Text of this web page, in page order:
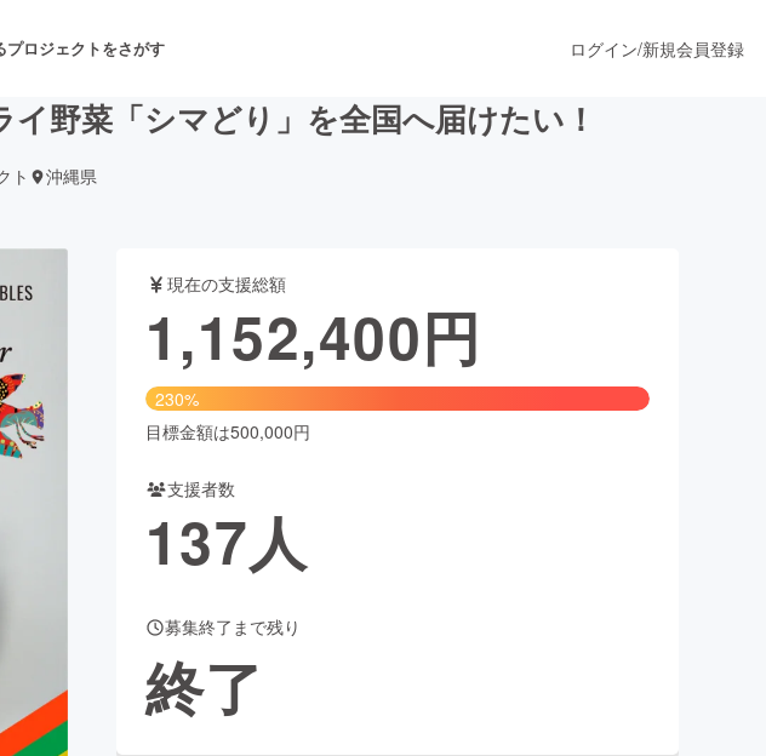
プロジェクトをさがす
舞台・パフォーマンス
ファッション
アニメ・漫画
ビューティー・ヘルスケア
ログイン/新規会員登録
野菜「シマどり」を全国へ届けたい！
ト 沖縄県
現在の支援総額
1,152,400円
230%
目標金額は500,000円
支援者数
137人
募集終了まで残り
終了